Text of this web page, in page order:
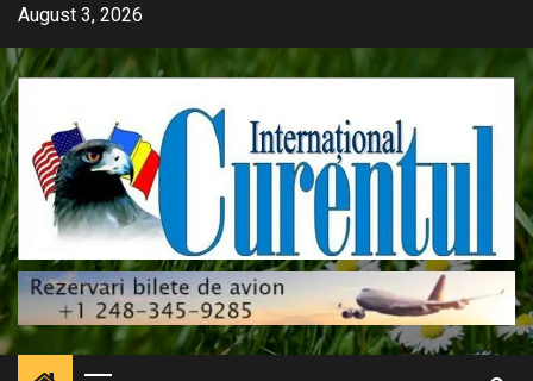
Skip
content
August 3, 2026